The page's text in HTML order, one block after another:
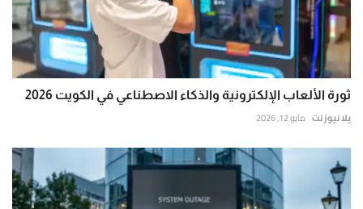
ثورة الألعاب الإلكترونية والذكاء الاصطناعي في الكويت 2026
يلا نيوز نت مايو 12, 2026